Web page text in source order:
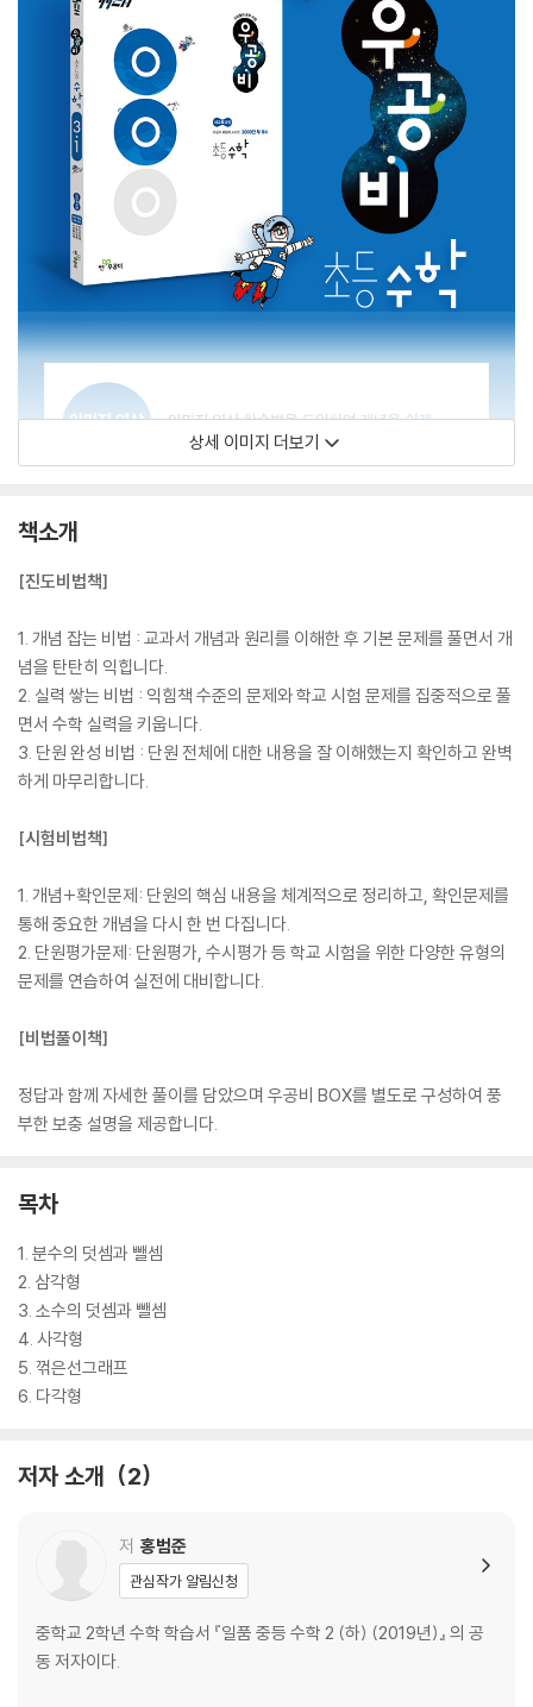
상세 이미지 더보기
책소개
[진도비법책]
1. 개념 잡는 비법 : 교과서 개념과 원리를 이해한 후 기본 문제를 풀면서 개
념을 탄탄히 익힙니다.
2. 실력 쌓는 비법 : 익힘책 수준의 문제와 학교 시험 문제를 집중적으로 풀
면서 수학 실력을 키웁니다.
3. 단원 완성 비법 : 단원 전체에 대한 내용을 잘 이해했는지 확인하고 완벽
하게 마무리합니다.
[시험비법책]
1. 개념+확인문제: 단원의 핵심 내용을 체계적으로 정리하고, 확인문제를
통해 중요한 개념을 다시 한 번 다집니다.
2. 단원평가문제: 단원평가, 수시평가 등 학교 시험을 위한 다양한 유형의
문제를 연습하여 실전에 대비합니다.
[비법풀이책]
정답과 함께 자세한 풀이를 담았으며 우공비 BOX를 별도로 구성하여 풍
부한 보충 설명을 제공합니다.
목차
1. 분수의 덧셈과 뺄셈
2. 삼각형
3. 소수의 덧셈과 뺄셈
4. 사각형
5. 꺾은선그래프
6. 다각형
저자 소개 2
저 홍범준
관심작가 알림신청
중학교 2학년 수학 학습서 『일품 중등 수학 2 (하) (2019년)』 의 공
동 저자이다.